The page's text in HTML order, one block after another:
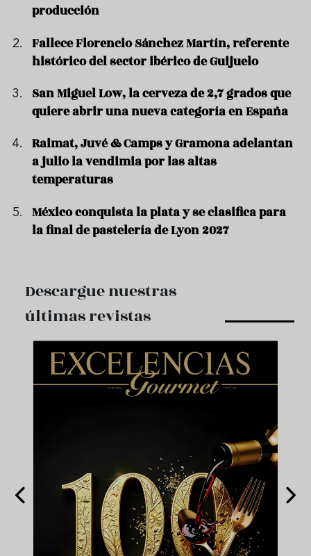
producción
Fallece Florencio Sánchez Martín, referente
histórico del sector ibérico de Guijuelo
San Miguel Low, la cerveza de 2,7 grados que
quiere abrir una nueva categoría en España
Raimat, Juvé & Camps y Gramona adelantan
a julio la vendimia por las altas
temperaturas
México conquista la plata y se clasifica para
la final de pastelería de Lyon 2027
Descargue nuestras
últimas revistas